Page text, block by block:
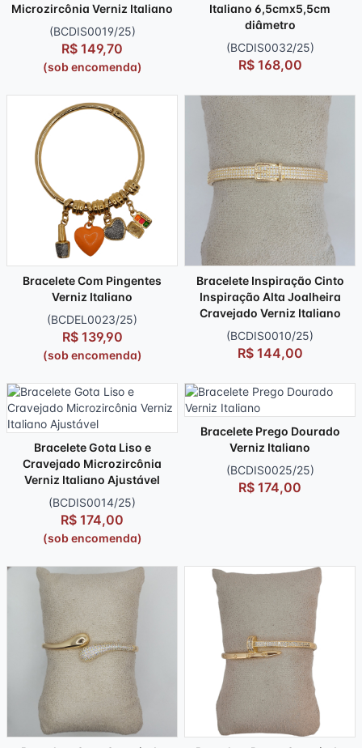
Microzircônia Verniz Italiano
(BCDIS0019/25)
R$ 149,70
(sob encomenda)
Italiano 6,5cmx5,5cm
diâmetro
(BCDIS0032/25)
R$ 168,00
Bracelete Com Pingentes
Verniz Italiano
(BCDEL0023/25)
R$ 139,90
(sob encomenda)
Bracelete Inspiração Cinto
Inspiração Alta Joalheira
Cravejado Verniz Italiano
(BCDIS0010/25)
R$ 144,00
Bracelete Gota Liso e
Cravejado Microzircônia
Verniz Italiano Ajustável
(BCDIS0014/25)
R$ 174,00
(sob encomenda)
Bracelete Prego Dourado
Verniz Italiano
(BCDIS0025/25)
R$ 174,00